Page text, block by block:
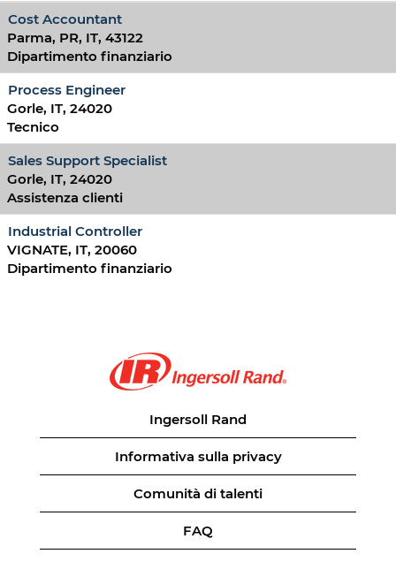
Cost Accountant
Parma, PR, IT, 43122
Dipartimento finanziario
Process Engineer
Gorle, IT, 24020
Tecnico
Sales Support Specialist
Gorle, IT, 24020
Assistenza clienti
Industrial Controller
VIGNATE, IT, 20060
Dipartimento finanziario
Ingersoll Rand
Informativa sulla privacy
Comunità di talenti
FAQ